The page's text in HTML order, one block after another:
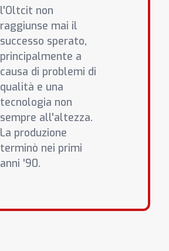
l'Oltcit non
raggiunse mai il
successo sperato,
principalmente a
causa di problemi di
qualità e una
tecnologia non
sempre all'altezza.
La produzione
terminò nei primi
anni '90.